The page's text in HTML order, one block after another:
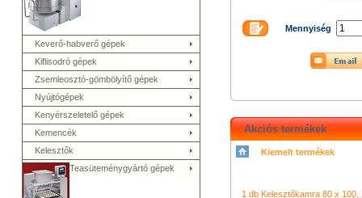
Keverő-habverő gépek
Kiflisodró gépek
Zsemleosztó-gömbölyítő gépek
Nyújtógépek
Kenyérszeletelő gépek
Kemencék
Kelesztők
Teasüteménygyártó gépek
Mennyiség
Akciós termékek
Kiemelt termékek
ューバランス 574 プラダ バ
k480 led film light led
1 db Kelesztőkamra 80 x